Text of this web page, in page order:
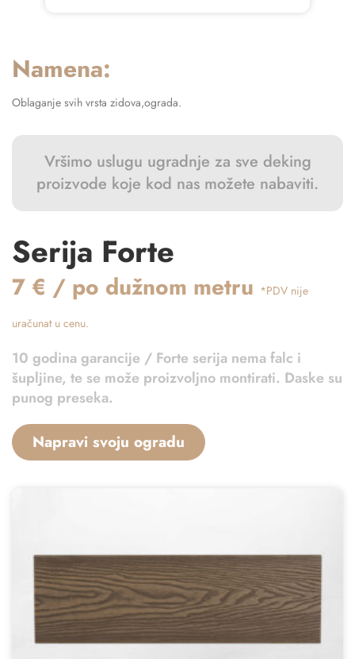
Namena:
Oblaganje svih vrsta zidova,ograda.
Vršimo uslugu ugradnje za sve deking
proizvode koje kod nas možete nabaviti.
Serija Forte
7 € / po dužnom metru *PDV nije
uračunat u cenu.
10 godina garancije / Forte serija nema falc i
šupljine, te se može proizvoljno montirati. Daske su
punog preseka.
Napravi svoju ogradu